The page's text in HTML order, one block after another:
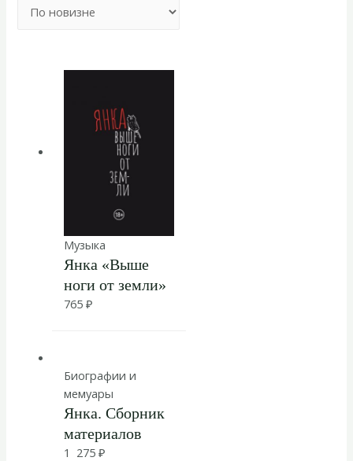
Музыка
Янка «Выше
ноги от земли»
765 ₽
Биографии и
мемуары
Янка. Сборник
материалов
1 275 ₽